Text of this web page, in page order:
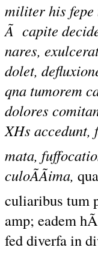
militer his fepe
Ã capite
nares,
dolet,
qna tumorem
dolores
XHs accedunt,
mata,
culoÃÃima,
culiaribus tum
amp; eadem
fed diverfa in